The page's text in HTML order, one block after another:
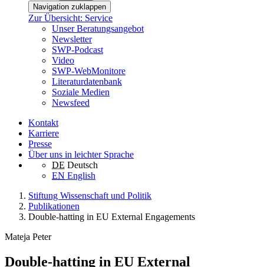
Navigation zuklappen
Zur Übersicht: Service
Unser Beratungsangebot
Newsletter
SWP-Podcast
Video
SWP-WebMonitore
Literaturdatenbank
Soziale Medien
Newsfeed
Kontakt
Karriere
Presse
Über uns in leichter Sprache
DE Deutsch
EN English
Stiftung Wissenschaft und Politik
Publikationen
Double-hatting in EU External Engagements
Mateja Peter
Double-hatting in EU External